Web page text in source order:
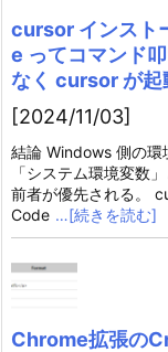
cursor インスト
e ってコマンド
なく cursor が起
[2024/11/03]
結論 Windows 側の環
「システム環境変数
前者が優先される。
Code …[続きを読む]
Chrome拡張の